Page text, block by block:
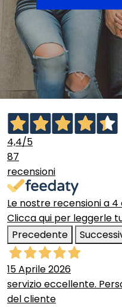
4,4/5
87
recensioni
Le nostre recensioni a 4
Clicca qui per leggerle
Precedente
15 Aprile 2026
servizio eccellente.
del cliente